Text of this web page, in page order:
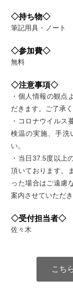
◇持ち物◇
筆記用具・ノート
◇参加費◇
無料
◇注意事項◇
・個人情報の観点
だきます。ご了承く
・コロナウイルス
検温の実施、手洗
い。
・当日37.5度以上
頂いております。
った場合はご遠慮
案内させていただ
◇受付担当者◇
佐々木
こち